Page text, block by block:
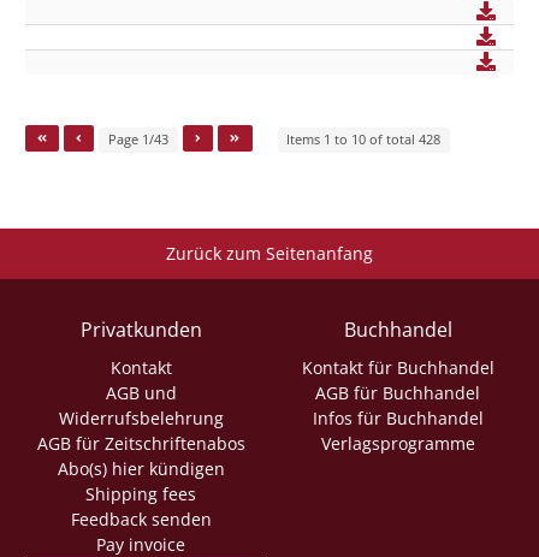
Page 1/43 Items 1 to 10 of total 428
Zurück zum Seitenanfang
Privatkunden
Kontakt
AGB und
Widerrufsbelehrung
AGB für Zeitschriftenabos
Abo(s) hier kündigen
Shipping fees
Feedback senden
Pay invoice
Buchhandel
Kontakt für Buchhandel
AGB für Buchhandel
Infos für Buchhandel
Verlagsprogramme